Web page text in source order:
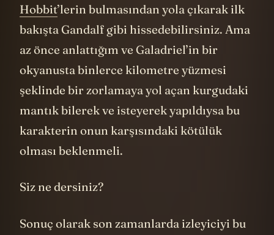
diyebileceğimiz bu karakter kim? Onu
Hobbit’lerin bulmasından yola çıkarak ilk
bakışta Gandalf gibi hissedebilirsiniz. Ama
az önce anlattığım ve Galadriel’in bir
okyanusta binlerce kilometre yüzmesi
şeklinde bir zorlamaya yol açan kurgudaki
mantık bilerek ve isteyerek yapıldıysa bu
karakterin onun karşısındaki kötülük